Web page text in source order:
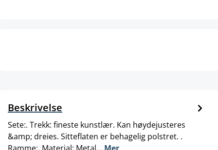
Beskrivelse
Sete:. Trekk: fineste kunstlær. Kan høydejusteres
&amp; dreies. Sitteflaten er behagelig polstret. .